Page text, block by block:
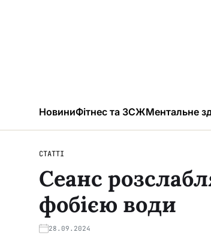
НовиниФітнес та ЗСЖМентальне
СТАТТІ
Сеанс
фобією води
28.09.2024